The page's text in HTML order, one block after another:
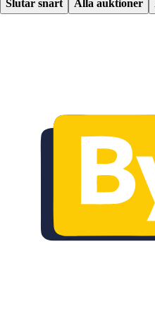
Slutar snart Alla auktioner